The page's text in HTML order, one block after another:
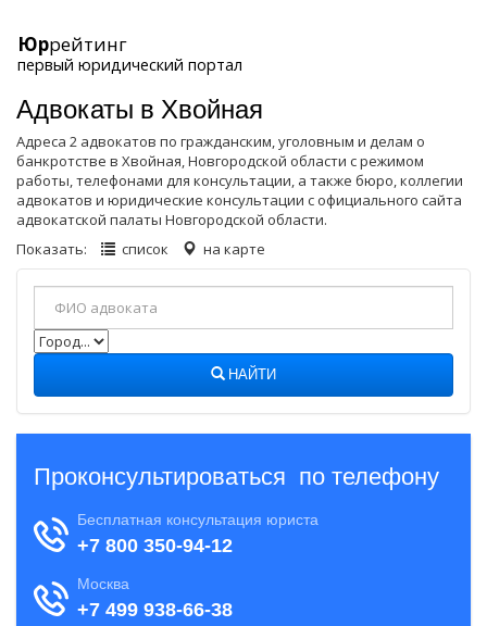
Юррейтинг
первый юридический портал
Адвокаты в Хвойная
Адреса 2 адвокатов по гражданским, уголовным и делам о
банкротстве в Хвойная, Новгородской области с режимом
работы, телефонами для консультации, а также бюро, коллегии
адвокатов и юридические консультации с официального сайта
адвокатской палаты Новгородской области.
Показать:
список на карте
НАЙТИ